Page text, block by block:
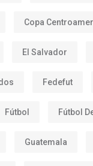
Copa
El Salvador
Fedefut
Fútbol Fútbol
Guatemala